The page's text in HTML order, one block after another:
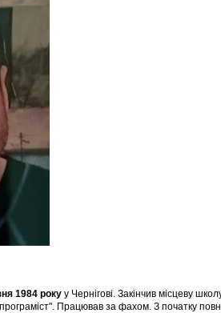
1984 року у Чернігові. Закінчив місцеву
Працював за фахом. З початку